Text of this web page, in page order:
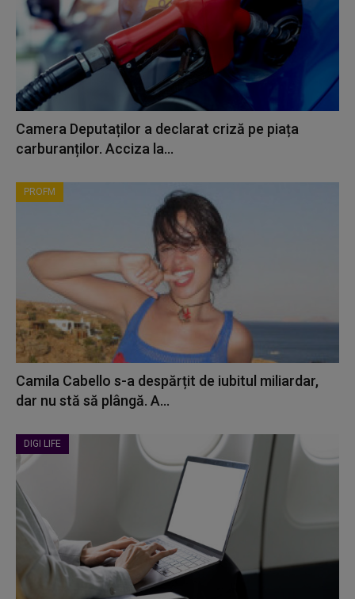
Camera Deputaților a declarat criză pe piața
carburanților. Acciza la...
PROFM
Camila Cabello s-a despărțit de iubitul miliardar,
dar nu stă să plângă. A...
DIGI LIFE